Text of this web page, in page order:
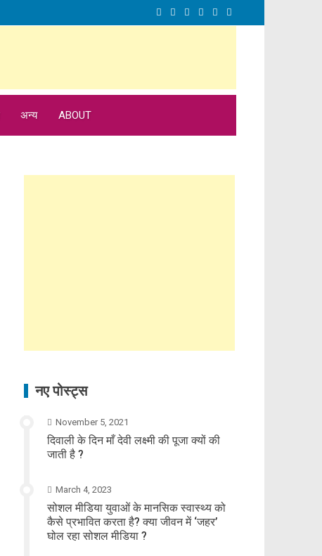
अन्य ABOUT
नए पोस्ट्स
November 5, 2021
दिवाली के दिन माँ देवी लक्ष्मी की पूजा क्यों की
जाती है ?
March 4, 2023
सोशल मीडिया युवाओं के मानसिक स्वास्थ्य को
कैसे प्रभावित करता है? क्या जीवन में ‘जहर’
घोल रहा सोशल मीडिया ?